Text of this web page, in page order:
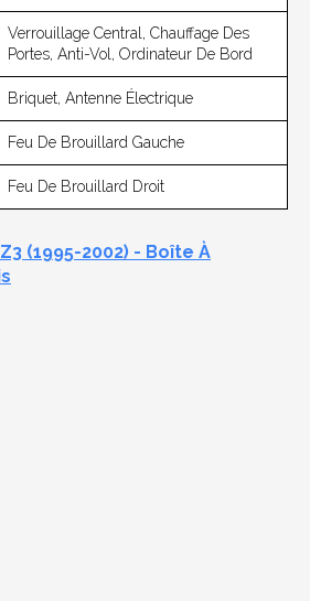
Verrouillage Central, Chauffage Des
Portes, Anti-Vol, Ordinateur De Bord
Briquet, Antenne Électrique
Feu De Brouillard Gauche
Feu De Brouillard Droit
Z3 (1995-2002) - Boîte À